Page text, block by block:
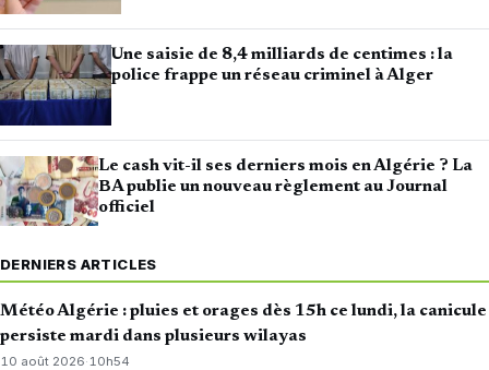
Une saisie de 8,4 milliards de centimes : la
police frappe un réseau criminel à Alger
Le cash vit-il ses derniers mois en Algérie ? La
BA publie un nouveau règlement au Journal
officiel
DERNIERS ARTICLES
Météo Algérie : pluies et orages dès 15h ce lundi, la canicule
persiste mardi dans plusieurs wilayas
10 août 2026·10h54